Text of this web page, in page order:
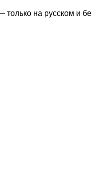
на русском и